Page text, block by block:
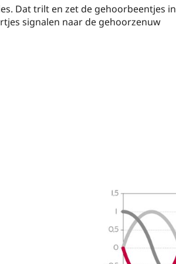
Dat trilt en zet de gehoorbeentjes in
signalen naar de gehoorzenuw